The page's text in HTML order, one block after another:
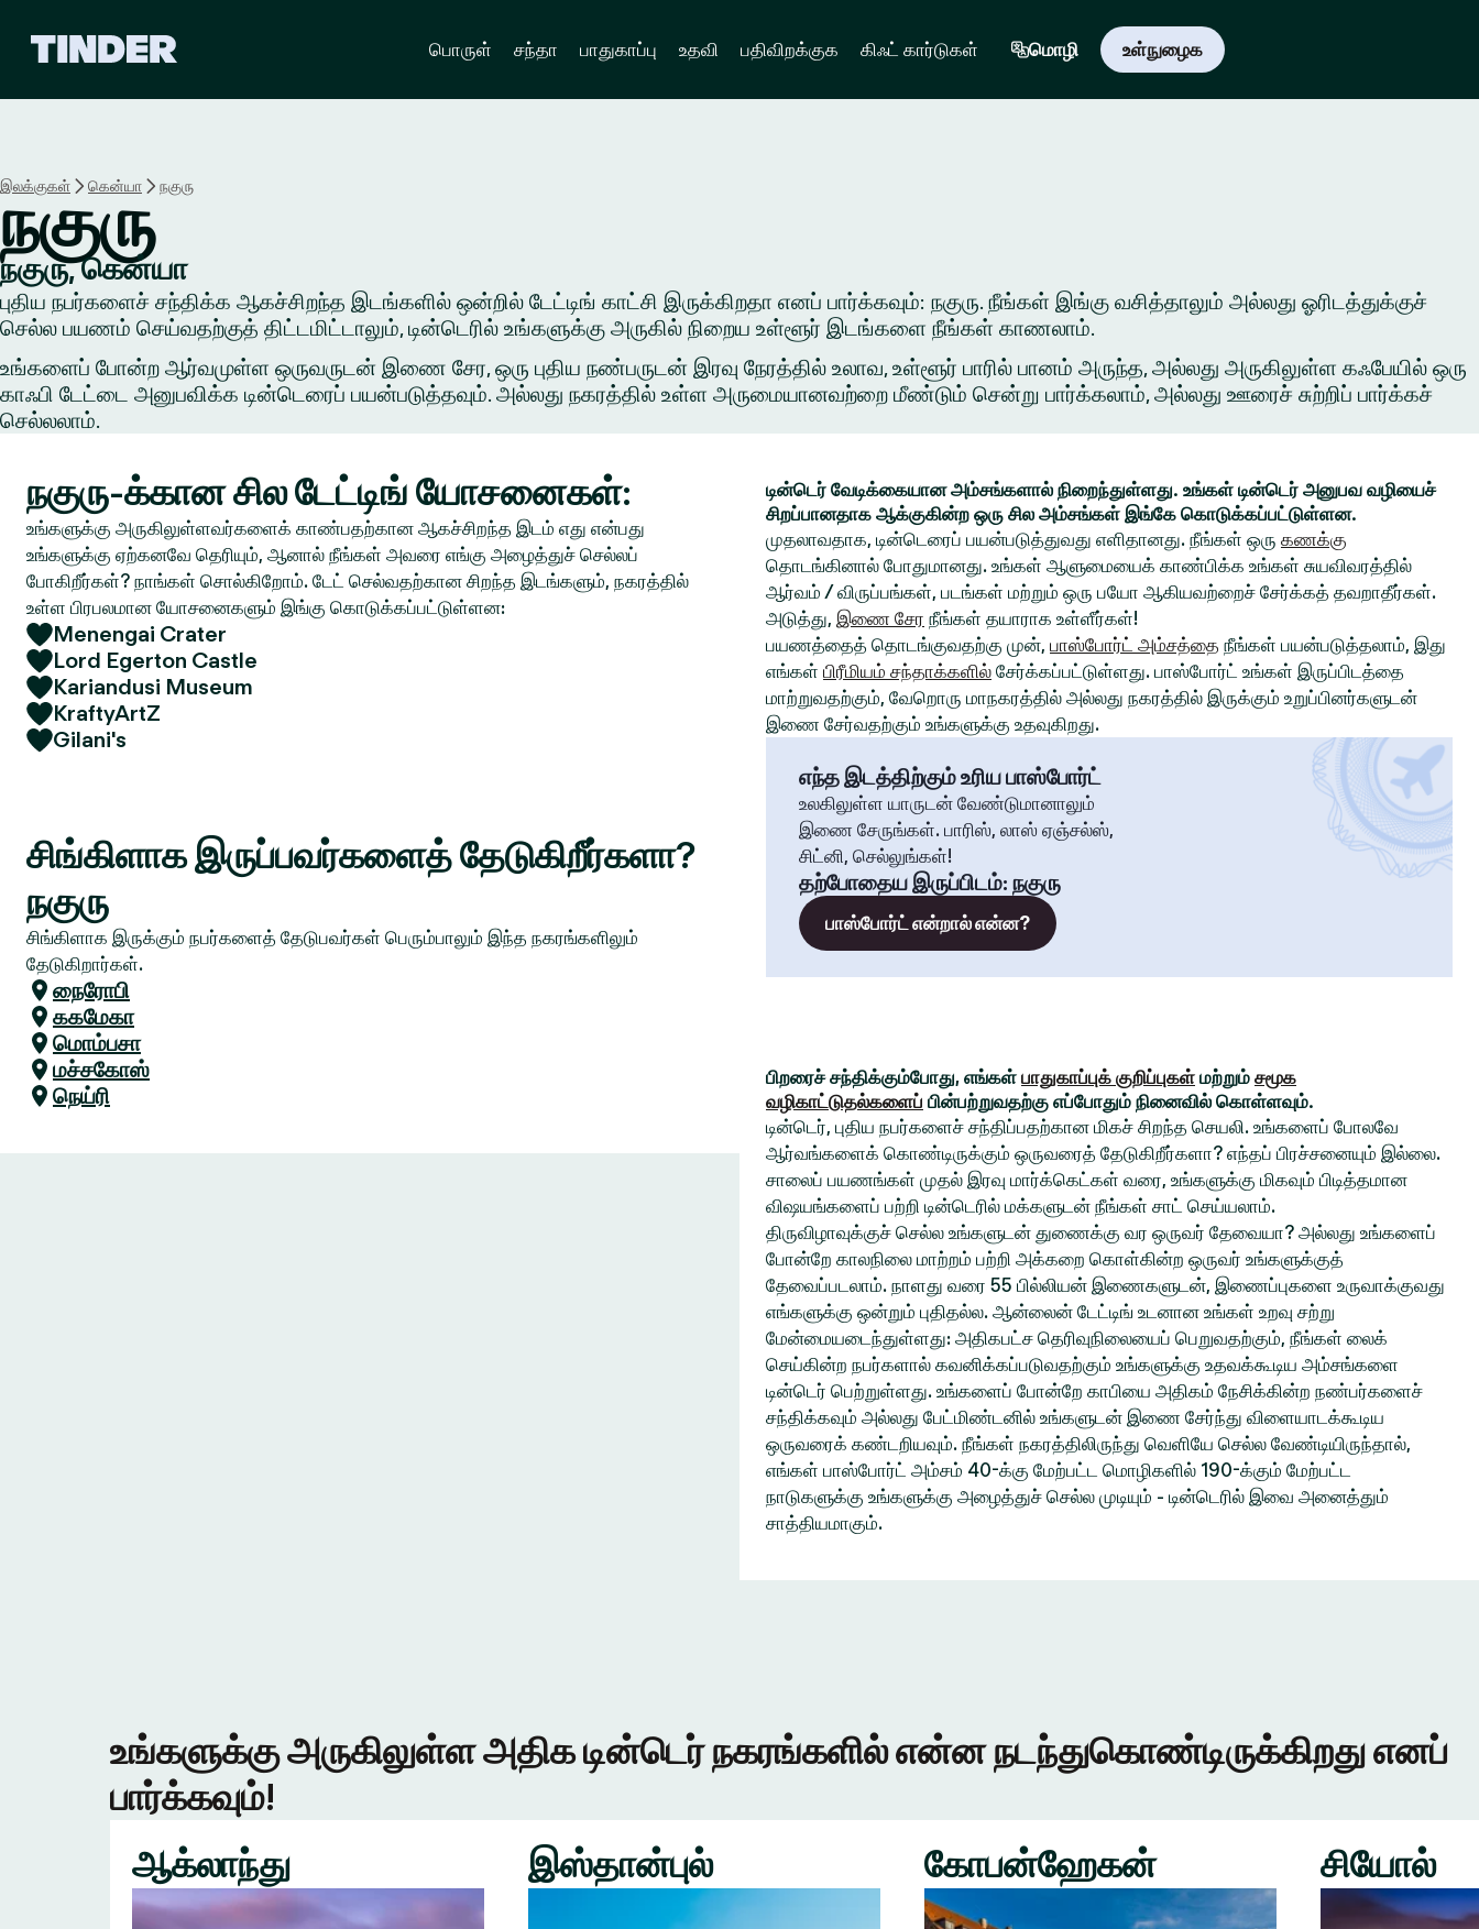
பொருள் சந்தா பாதுகாப்பு உதவி பதிவிறக்குக கிஃட் கார்டுகள் மொழி உள்நுழைக
இலக்குகள் கென்யா நகுரு
நகுரு
நகுரு, கென்யா
புதிய நபர்களைச் சந்திக்க ஆகச்சிறந்த இடங்களில் ஒன்றில் டேட்டிங் காட்சி இருக்கிறதா எனப் பார்க்கவும்: நகுரு. நீங்கள் இங்கு வசித்தாலும் அல்லது ஓரிடத்துக்குச்
செல்ல பயணம் செய்வதற்குத் திட்டமிட்டாலும், டின்டெரில் உங்களுக்கு அருகில் நிறைய உள்ளூர் இடங்களை நீங்கள் காணலாம்.
உங்களைப் போன்ற ஆர்வமுள்ள ஒருவருடன் இணை சேர, ஒரு புதிய நண்பருடன் இரவு நேரத்தில் உலாவ, உள்ளூர் பாரில் பானம் அருந்த, அல்லது அருகிலுள்ள கஃபேயில் ஒரு
காஃபி டேட்டை அனுபவிக்க டின்டெரைப் பயன்படுத்தவும். அல்லது நகரத்தில் உள்ள அருமையானவற்றை மீண்டும் சென்று பார்க்கலாம், அல்லது ஊரைச் சுற்றிப் பார்க்கச்
செல்லலாம்.
நகுரு-க்கான சில டேட்டிங் யோசனைகள்:
உங்களுக்கு அருகிலுள்ளவர்களைக் காண்பதற்கான ஆகச்சிறந்த இடம் எது என்பது
உங்களுக்கு ஏற்கனவே தெரியும், ஆனால் நீங்கள் அவரை எங்கு அழைத்துச் செல்லப்
போகிறீர்கள்? நாங்கள் சொல்கிறோம். டேட் செல்வதற்கான சிறந்த இடங்களும், நகரத்தில்
உள்ள பிரபலமான யோசனைகளும் இங்கு கொடுக்கப்பட்டுள்ளன:
Menengai Crater
Lord Egerton Castle
Kariandusi Museum
KraftyArtZ
Gilani's
சிங்கிளாக இருப்பவர்களைத் தேடுகிறீர்களா?
நகுரு
சிங்கிளாக இருக்கும் நபர்களைத் தேடுபவர்கள் பெரும்பாலும் இந்த நகரங்களிலும்
தேடுகிறார்கள்.
நைரோபி
ககமேகா
மொம்பசா
மச்சகோஸ்
நெய்ரி
டின்டெர் வேடிக்கையான அம்சங்களால் நிறைந்துள்ளது. உங்கள் டின்டெர் அனுபவ வழியைச்
சிறப்பானதாக ஆக்குகின்ற ஒரு சில அம்சங்கள் இங்கே கொடுக்கப்பட்டுள்ளன.
முதலாவதாக, டின்டெரைப் பயன்படுத்துவது எளிதானது. நீங்கள் ஒரு கணக்கு
தொடங்கினால் போதுமானது. உங்கள் ஆளுமையைக் காண்பிக்க உங்கள் சுயவிவரத்தில்
ஆர்வம் / விருப்பங்கள், படங்கள் மற்றும் ஒரு பயோ ஆகியவற்றைச் சேர்க்கத் தவறாதீர்கள்.
அடுத்து, இணை சேர நீங்கள் தயாராக உள்ளீர்கள்!
பயணத்தைத் தொடங்குவதற்கு முன், பாஸ்போர்ட் அம்சத்தை நீங்கள் பயன்படுத்தலாம், இது
எங்கள் பிரீமியம் சந்தாக்களில் சேர்க்கப்பட்டுள்ளது. பாஸ்போர்ட் உங்கள் இருப்பிடத்தை
மாற்றுவதற்கும், வேறொரு மாநகரத்தில் அல்லது நகரத்தில் இருக்கும் உறுப்பினர்களுடன்
இணை சேர்வதற்கும் உங்களுக்கு உதவுகிறது.
எந்த இடத்திற்கும் உரிய பாஸ்போர்ட்
உலகிலுள்ள யாருடன் வேண்டுமானாலும்
இணை சேருங்கள். பாரிஸ், லாஸ் ஏஞ்சல்ஸ்,
சிட்னி, செல்லுங்கள்!
தற்போதைய இருப்பிடம்: நகுரு
பாஸ்போர்ட் என்றால் என்ன?
பிறரைச் சந்திக்கும்போது, எங்கள் பாதுகாப்புக் குறிப்புகள் மற்றும் சமூக
வழிகாட்டுதல்களைப் பின்பற்றுவதற்கு எப்போதும் நினைவில் கொள்ளவும்.
டின்டெர், புதிய நபர்களைச் சந்திப்பதற்கான மிகச் சிறந்த செயலி. உங்களைப் போலவே
ஆர்வங்களைக் கொண்டிருக்கும் ஒருவரைத் தேடுகிறீர்களா? எந்தப் பிரச்சனையும் இல்லை.
சாலைப் பயணங்கள் முதல் இரவு மார்க்கெட்கள் வரை, உங்களுக்கு மிகவும் பிடித்தமான
விஷயங்களைப் பற்றி டின்டெரில் மக்களுடன் நீங்கள் சாட் செய்யலாம்.
திருவிழாவுக்குச் செல்ல உங்களுடன் துணைக்கு வர ஒருவர் தேவையா? அல்லது உங்களைப்
போன்றே காலநிலை மாற்றம் பற்றி அக்கறை கொள்கின்ற ஒருவர் உங்களுக்குத்
தேவைப்படலாம். நாளது வரை 55 பில்லியன் இணைகளுடன், இணைப்புகளை உருவாக்குவது
எங்களுக்கு ஒன்றும் புதிதல்ல. ஆன்லைன் டேட்டிங் உடனான உங்கள் உறவு சற்று
மேன்மையடைந்துள்ளது: அதிகபட்ச தெரிவுநிலையைப் பெறுவதற்கும், நீங்கள் லைக்
செய்கின்ற நபர்களால் கவனிக்கப்படுவதற்கும் உங்களுக்கு உதவக்கூடிய அம்சங்களை
டின்டெர் பெற்றுள்ளது. உங்களைப் போன்றே காபியை அதிகம் நேசிக்கின்ற நண்பர்களைச்
சந்திக்கவும் அல்லது பேட்மிண்டனில் உங்களுடன் இணை சேர்ந்து விளையாடக்கூடிய
ஒருவரைக் கண்டறியவும். நீங்கள் நகரத்திலிருந்து வெளியே செல்ல வேண்டியிருந்தால்,
எங்கள் பாஸ்போர்ட் அம்சம் 40-க்கு மேற்பட்ட மொழிகளில் 190-க்கும் மேற்பட்ட
நாடுகளுக்கு உங்களுக்கு அழைத்துச் செல்ல முடியும் - டின்டெரில் இவை அனைத்தும்
சாத்தியமாகும்.
உங்களுக்கு அருகிலுள்ள அதிக டின்டெர் நகரங்களில் என்ன நடந்துகொண்டிருக்கிறது எனப்
பார்க்கவும்!
ஆக்லாந்து
இஸ்தான்புல் கோபன்ஹேகன் சியோல்